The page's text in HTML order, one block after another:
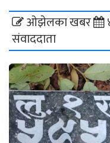
ओझेलका खबर
संवाददाता